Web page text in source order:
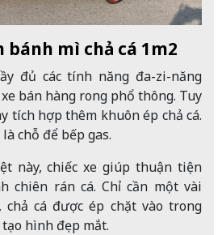
bánh mì chả cá 1m2
đủ các tính năng đa-zi-năng
bán hàng rong phổ thông. Tuy
tích hợp thêm khuôn ép chả cá.
chỗ để bếp gas.
này, chiếc xe giúp thuận tiện
chiên rán cá. Chỉ cần một vài
cá được ép chặt vào trong
hình đẹp mắt.